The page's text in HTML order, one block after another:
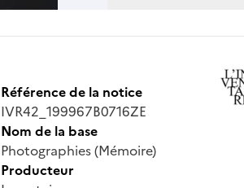
Référence de la notice
IVR42_199967B0716ZE
Nom de la base
Photographies (Mémoire)
Producteur